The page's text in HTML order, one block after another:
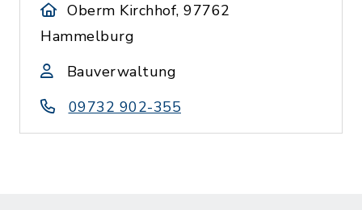
Oberm Kirchhof, 97762
Hammelburg
Bauverwaltung
09732 902-355